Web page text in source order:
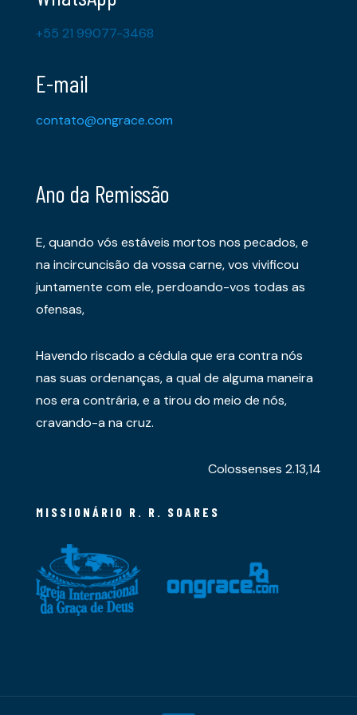
+55 21 99077-3468
E-mail
contato@ongrace.com
Ano da Remissão
E, quando vós estáveis mortos nos pecados, e
na incircuncisão da vossa carne, vos vivificou
juntamente com ele, perdoando-vos todas as
ofensas,
Havendo riscado a cédula que era contra nós
nas suas ordenanças, a qual de alguma maneira
nos era contrária, e a tirou do meio de nós,
cravando-a na cruz.
Colossenses 2.13,14
MISSIONÁRIO R. R. SOARES